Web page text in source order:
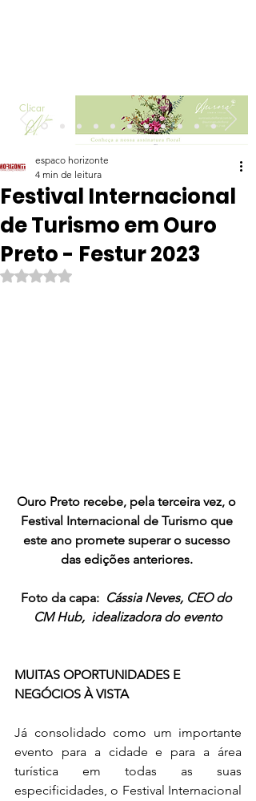
Clicar
Festival Internacional
de Turismo em Ouro
Preto - Festur 2023
espaco horizonte
4 min de leitura
Avaliado com NaN de 5 estrelas.
Ouro Preto recebe, pela terceira vez, o
Festival Internacional de Turismo que
este ano promete superar o sucesso
das edições anteriores.
Foto da capa: Cássia Neves, CEO do
CM Hub,  idealizadora do evento
MUITAS OPORTUNIDADES E
NEGÓCIOS À VISTA
Já consolidado como um importante
evento para a cidade e para a área
turística em todas as suas
especificidades, o Festival Internacional